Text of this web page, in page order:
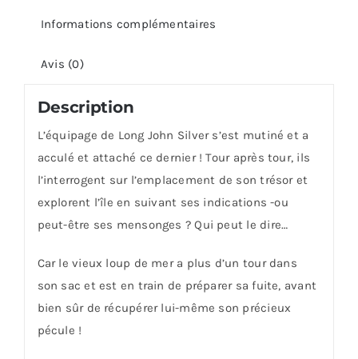
Informations complémentaires
Avis (0)
Description
L’équipage de Long John Silver s’est mutiné et a
acculé et attaché ce dernier ! Tour après tour, ils
l’interrogent sur l’emplacement de son trésor et
explorent l’île en suivant ses indications -ou
peut-être ses mensonges ? Qui peut le dire…
Car le vieux loup de mer a plus d’un tour dans
son sac et est en train de préparer sa fuite, avant
bien sûr de récupérer lui-même son précieux
pécule !